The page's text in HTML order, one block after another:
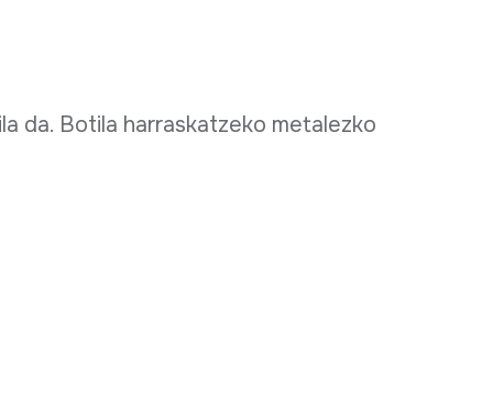
da. Botila harraskatzeko metalezko